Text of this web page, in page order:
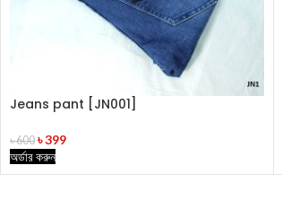
Jeans pant [JN001]
৳600 ৳399
অর্ডার করুন